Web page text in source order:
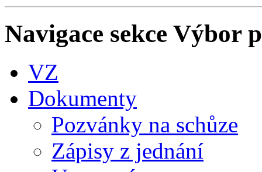
Navigace sekce Výbor
VZ
Dokumenty
Pozvánky na schůze
Zápisy z jednání